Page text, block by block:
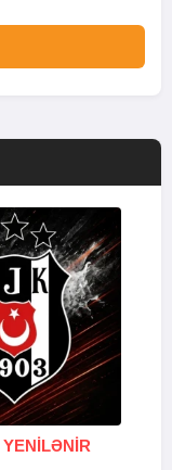
YENİLƏNİR